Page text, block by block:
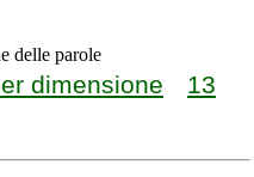
delle parole
dimensione
13